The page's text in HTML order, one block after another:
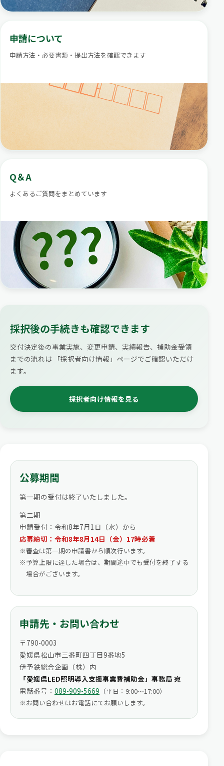
申請について
申請方法・必要書類・提出方法を確認できます
Q＆A
よくあるご質問をまとめています
採択後の手続きも確認できます
交付決定後の事業実施、変更申請、実績報告、補助金受領
までの流れは 「採択者向け情報」ページでご確認いただけ
ます。
採択者向け情報を見る
公募期間
第一期の受付は終了いたしました。
第二期
申請受付：令和8年7月1日（水）から
応募締切： 令和8年8月14日（金）17時必着
審査は第一期の申請書から順次行います。
予算上限に達した場合は、期間途中でも受付を終了する
場合がございます。
申請先・お問い合わせ
〒790-0003
愛媛県松山市三番町四丁目9番地5
伊予鉄総合企画（株）内
「愛媛県LED照明導入支援事業費補助金」事務局 宛
電話番号： 089-909-5669 （平日：9:00～17:00）
お問い合わせはお電話にてお願いします。